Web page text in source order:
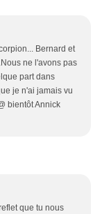
Bernard et
ne l'avons pas
part dans
je n'ai jamais vu
bientôt Annick
que tu nous